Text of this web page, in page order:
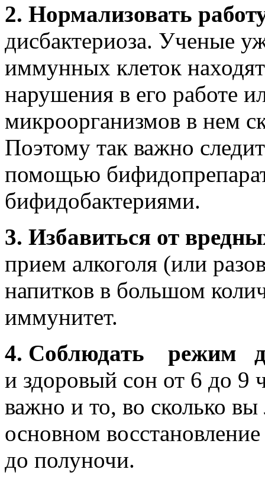
2. Нормализовать
дисбактериоза. Ученые
иммунных клеток
нарушения в его работе
микроорга­низмов в нем
Поэтому так важно
помощью
бифидобактериями.
3. Избавиться от
прием алкоголя (или
напитков в боль­шом
иммунитет.
4. Соблюдать режим
и здоровый сон от 6 до 9
важно и то, во сколько вы
основном
до полуночи.